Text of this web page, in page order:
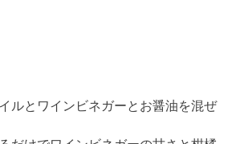
ルとワインビネガーとお醤油を混ぜ